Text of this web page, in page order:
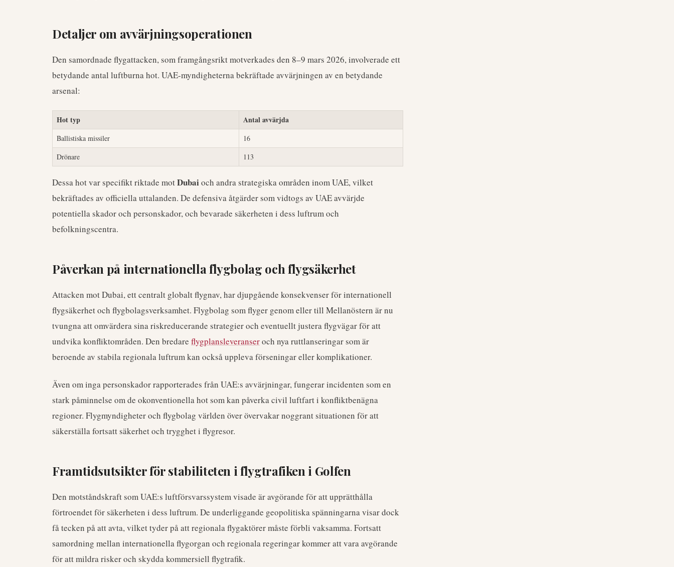
Detaljer om avvärjningsoperationen
Den samordnade flygattacken, som framgångsrikt motverkades den 8–9 mars 2026, involverade ett
betydande antal luftburna hot. UAE-myndigheterna bekräftade avvärjningen av en betydande
arsenal:
Hot typ Antal avvärjda
Ballistiska missiler
16
Drönare
113
Dessa hot var specifikt riktade motDubaioch andra strategiska områden inom UAE, vilket
bekräftades av officiella uttalanden. De defensiva åtgärder som vidtogs av UAE avvärjde
potentiella skador och personskador, och bevarade säkerheten i dess luftrum och
befolkningscentra.
Påverkan på internationella flygbolag och flygsäkerhet
Attacken mot Dubai, ett centralt globalt flygnav, har djupgående konsekvenser för internationell
flygsäkerhet och flygbolagsverksamhet. Flygbolag som flyger genom eller till Mellanöstern är nu
tvungna att omvärdera sina riskreducerande strategier och eventuellt justera flygvägar för att
undvika konfliktområden. Den bredare flygplansleveranseroch nya ruttlanseringar som är
beroende av stabila regionala luftrum kan också uppleva förseningar eller komplikationer.
Även om inga personskador rapporterades från UAE:s avvärjningar, fungerar incidenten som en
stark påminnelse om de okonventionella hot som kan påverka civil luftfart i konfliktbenägna
regioner. Flygmyndigheter och flygbolag världen över övervakar noggrant situationen för att
säkerställa fortsatt säkerhet och trygghet i flygresor.
Framtidsutsikter för stabiliteten i flygtrafiken i Golfen
Den motståndskraft som UAE:s luftförsvarssystem visade är avgörande för att upprätthålla
förtroendet för säkerheten i dess luftrum. De underliggande geopolitiska spänningarna visar dock
få tecken på att avta, vilket tyder på att regionala flygaktörer måste förbli vaksamma. Fortsatt
samordning mellan internationella flygorgan och regionala regeringar kommer att vara avgörande
för att mildra risker och skydda kommersiell flygtrafik.